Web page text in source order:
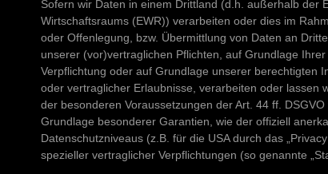
Sofern wir Daten in einem Drittland (d.h. außerhalb der
Wirtschaftsraums (EWR)) verarbeiten oder dies im
oder Offenlegung, bzw. Übermittlung von Daten an
unserer (vor)vertraglichen Pflichten, auf Grundlage
Verpflichtung oder auf Grundlage unserer berechtigten
oder vertraglicher Erlaubnisse, verarbeiten oder lassen
der besonderen Voraussetzungen der Art. 44 ff.
Grundlage besonderer Garantien, wie der offiziell
Datenschutzniveaus (z.B. für die USA durch das
spezieller vertraglicher Verpflichtungen (so genannte